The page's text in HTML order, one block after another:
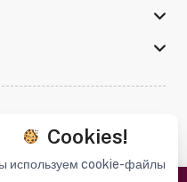
-
:
Cookies!
используем cookie-файлы